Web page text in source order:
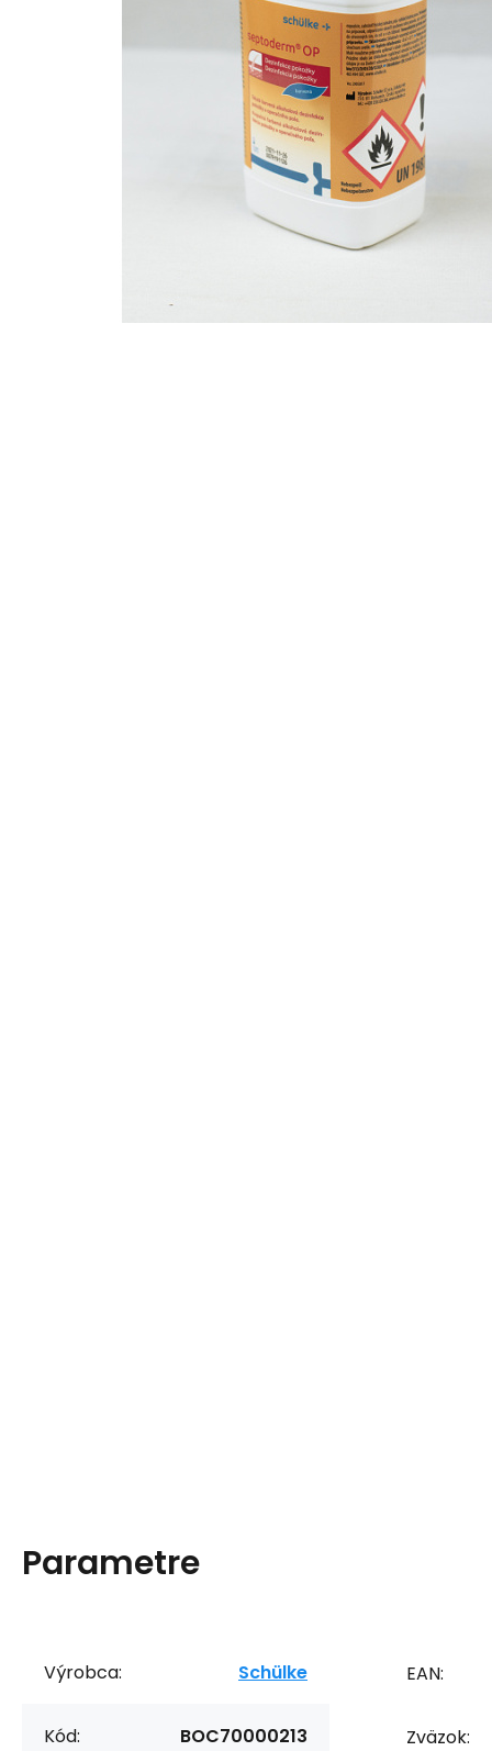
Parametre
Výrobca: Schülke
Kód: BOC70000213
EAN:
Zväzok: